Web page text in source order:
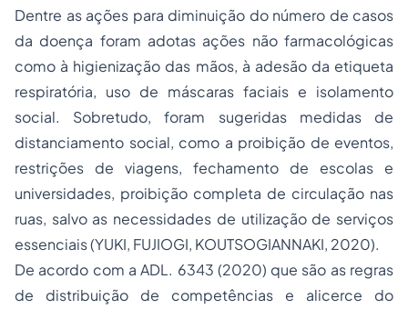
Dentre as ações para diminuição do número de casos
da doença foram adotas ações não farmacológicas
como à higienização das mãos, à adesão da etiqueta
respiratória, uso de máscaras faciais e isolamento
social. Sobretudo, foram sugeridas medidas de
distanciamento social, como a proibição de eventos,
restrições de viagens, fechamento de escolas e
universidades, proibição completa de circulação nas
ruas, salvo as necessidades de utilização de serviços
essenciais (YUKI, FUJIOGI, KOUTSOGIANNAKI, 2020).
De acordo com a ADL. 6343 (2020) que são as regras
de distribuição de competências e alicerce do